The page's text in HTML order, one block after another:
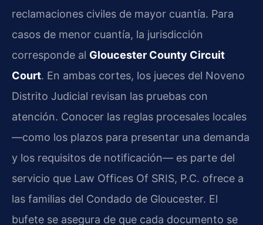
reclamaciones civiles de mayor cuantía. Para
casos de menor cuantía, la jurisdicción
corresponde al Gloucester County Circuit
Court. En ambas cortes, los jueces del Noveno
Distrito Judicial revisan las pruebas con
atención. Conocer las reglas procesales locales
—como los plazos para presentar una demanda
y los requisitos de notificación— es parte del
servicio que Law Offices Of SRIS, P.C. ofrece a
las familias del Condado de Gloucester. El
bufete se asegura de que cada documento se